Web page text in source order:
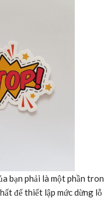
bạn phải là một phần
để thiết lập mức dừng